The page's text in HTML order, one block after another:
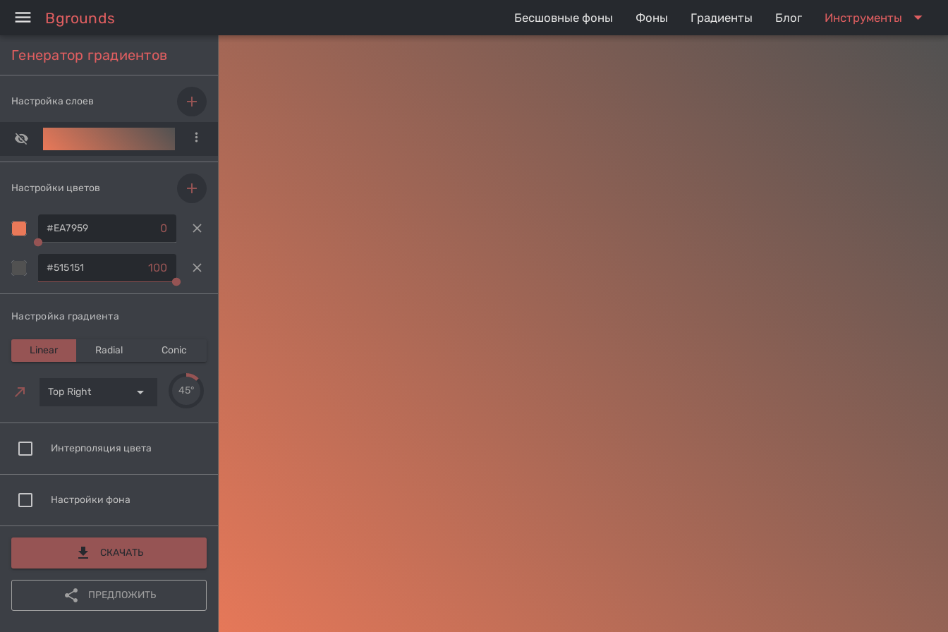
menu Bgrounds Бесшовные фоны Фоны Градиенты Блог Инструменты arrow_drop_down
Генератор градиентов
Настройка слоев add
more_vert
Настройки цветов add
0 clear
100 clear
Настройка градиента
Linear Radial Conic
Top Right arrow_drop_down 45°
Интерполяция цвета
Настройки фона
download СКАЧАТЬ
share ПРЕДЛОЖИТЬ